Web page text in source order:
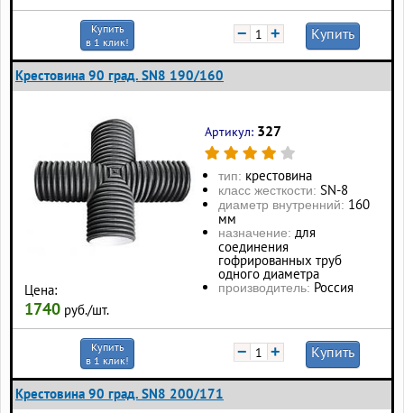
Купить
в 1 клик!
− + Купить
Крестовина 90 град. SN8 190/160
Цена:
1740 руб./шт.
Артикул: 327
тип: крестовина
класс жесткости: SN-8
диаметр внутренний: 160
мм
назначение: для
соединения
гофрированных труб
одного диаметра
производитель: Россия
Купить
в 1 клик!
− + Купить
Крестовина 90 град. SN8 200/171